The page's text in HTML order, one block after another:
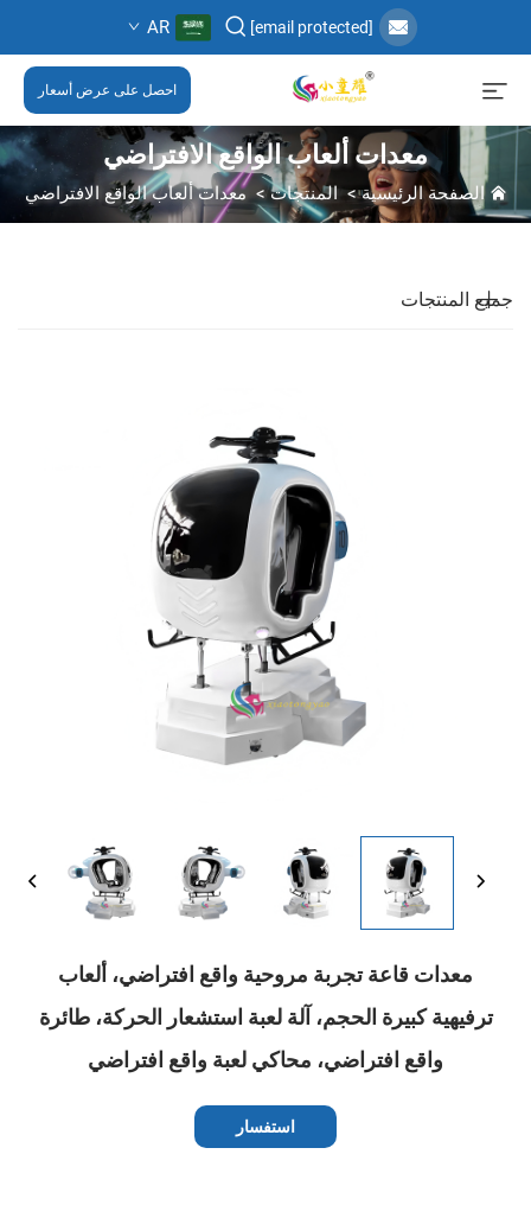
[email protected]
AR
احصل على عرض أسعار
معدات ألعاب الواقع الافتراضي
الصفحة الرئيسية>المنتجات>معدات ألعاب الواقع الافتراضي
جميع المنتجات
معدات قاعة تجربة مروحية واقع افتراضي، ألعاب
ترفيهية كبيرة الحجم، آلة لعبة استشعار الحركة، طائرة
واقع افتراضي، محاكي لعبة واقع افتراضي
استفسار